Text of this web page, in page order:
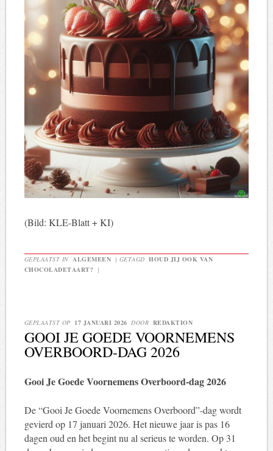
(Bild: KLE-Blatt + KI)
GEPLAATST IN ALGEMEEN | GETAGD HOUD JIJ OOK VAN
CHOCOLADETAART? |
GEPLAATST OP 17 JANUARI 2026 DOOR REDAKTION
GOOI JE GOEDE VOORNEMENS
OVERBOORD-DAG 2026
Gooi Je Goede Voornemens Overboord-dag 2026
De “Gooi Je Goede Voornemens Overboord”-dag wordt
gevierd op 17 januari 2026. Het nieuwe jaar is pas 16
dagen oud en het begint nu al serieus te worden. Op 31